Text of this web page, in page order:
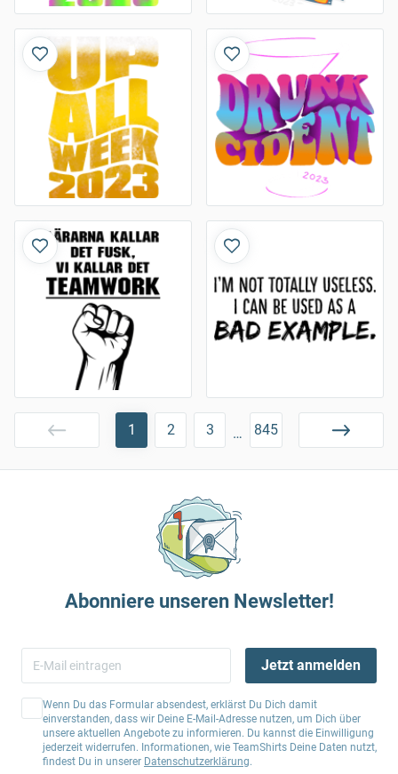
1 2 3 … 845
Abonniere unseren Newsletter!
Jetzt anmelden
Wenn Du das Formular absendest, erklärst Du Dich damit
einverstanden, dass wir Deine E-Mail-Adresse nutzen, um Dich über
unsere aktuellen Angebote zu informieren. Du kannst die Einwilligung
jederzeit widerrufen. Informationen, wie TeamShirts Deine Daten nutzt,
findest Du in unserer Datenschutzerklärung.